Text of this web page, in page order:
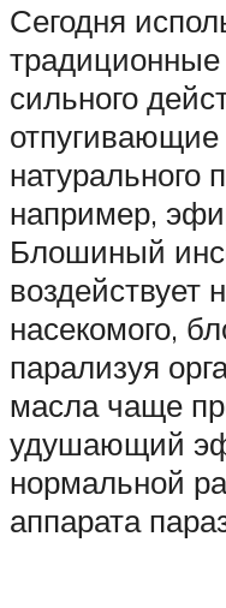
Сегодня
сильного
натурального
например,
Блошиный
воздействует
насекомого,
парализуя
масла чаще
удушающий
нормальной
аппарата